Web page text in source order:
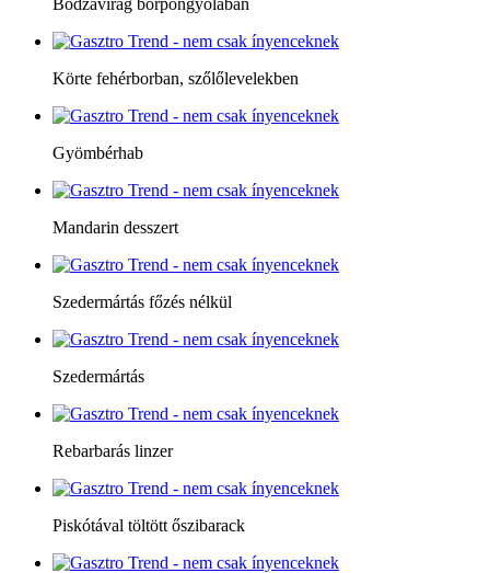
Bodzavirág borpongyolában
Körte fehérborban, szőlőlevelekben
Gyömbérhab
Mandarin desszert
Szedermártás főzés nélkül
Szedermártás
Rebarbarás linzer
Piskótával töltött őszibarack